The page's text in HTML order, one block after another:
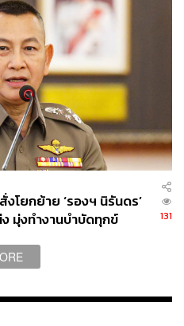
โยกย้าย ‘รองฯ นิรันดร’
มุ่งทำงานบำบัดทุกข์
131